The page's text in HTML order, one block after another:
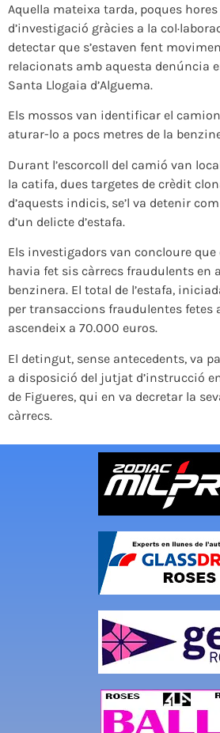
Aquella mateixa tarda, poques
d’investigació gràcies a la
detectar que s’estaven fent
relacionats amb aquesta denúncia
Santa Llogaia d’Alguema.
Els mossos van identificar el
aturar-lo a pocs metres de la
Durant l’escorcoll del camió van
la catifa, dues targetes de crèdit
d’aquests indicis, se’l va detenir
d’un delicte d’estafa.
Els investigadors van concloure que
havia fet sis càrrecs fraudulents en
benzinera. El total de l’estafa,
per transaccions fraudulentes fetes
ascendeix a 70.000 euros.
El detingut, sense antecedents, va
a disposició del jutjat d’instrucció
de Figueres, qui en va decretar la
càrrecs.